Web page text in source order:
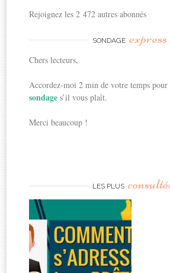
Rejoignez les 2 472 autres abonnés
SONDAGE express
Chers lecteurs,
Accordez-moi 2 min de votre temps pour
sondages’il vous plaît.
Merci beaucoup !
LES PLUS